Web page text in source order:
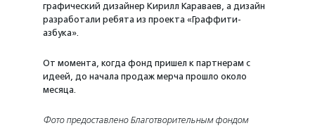
графический дизайнер Кирилл Караваев, а дизайн
разработали ребята из проекта «Граффити-
азбука».
От момента, когда фонд пришел к партнерам с
идеей, до начала продаж мерча прошло около
месяца.
Фото предоставлено Благотворительным фондом